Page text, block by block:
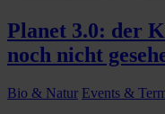
Planet 3.0: der
noch nicht
Bio & Natur Events &